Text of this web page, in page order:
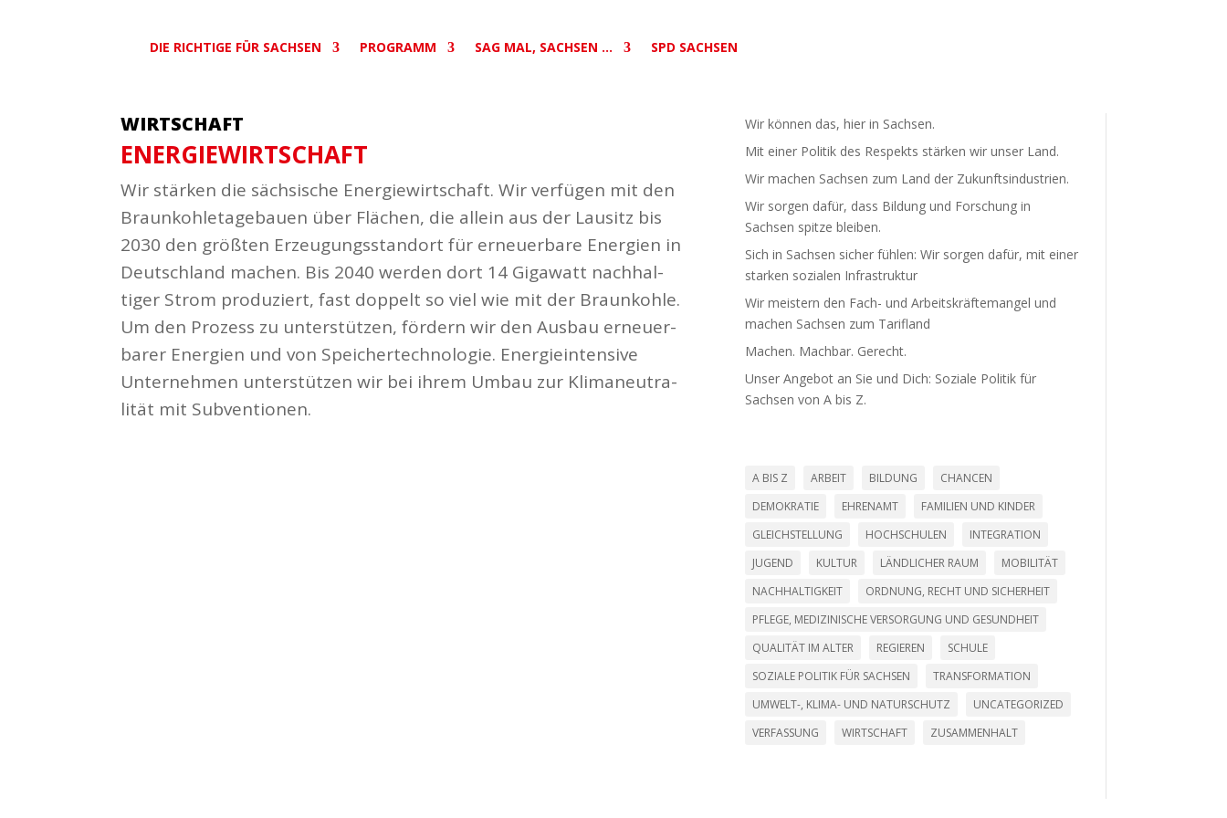
DIE RICHTIGE FÜR SACHSEN PROGRAMM SAG MAL, SACHSEN … SPD SACHSEN
WIRTSCHAFT
ENER­GIE­WIRT­SCHAFT
Wir stärken die säch­sische Ener­gie­wirt­schaft. Wir verfügen mit den
Braun­koh­le­ta­ge­bauen über Flächen, die allein aus der Lausitz bis
2030 den größten Erzeu­gungs­standort für erneu­erbare Energien in
Deutschland machen. Bis 2040 werden dort 14 Gigawatt nach­hal­
tiger Strom produ­ziert, fast doppelt so viel wie mit der Braun­kohle.
Um den Prozess zu unter­stützen, fördern wir den Ausbau erneu­er­
barer Energien und von Spei­cher­tech­no­logie. Ener­gie­in­tensive
Unter­nehmen unter­stützen wir bei ihrem Umbau zur Klima­neu­tra­
lität mit Subven­tionen.
Wir können das, hier in Sachsen.
Mit einer Politik des Respekts stärken wir unser Land.
Wir machen Sachsen zum Land der Zukunfts­in­dus­trien.
Wir sorgen dafür, dass Bildung und Forschung in
Sachsen spitze bleiben.
Sich in Sachsen sicher fühlen: Wir sorgen dafür, mit einer
starken sozialen Infra­struktur
Wir meistern den Fach- und Arbeits­kräf­te­mangel und
machen Sachsen zum Tarifland
Machen. Machbar. Gerecht.
Unser Angebot an Sie und Dich: Soziale Politik für
Sachsen von A bis Z.
A BIS Z ARBEIT BILDUNG
CHANCEN
DEMOKRATIE
EHRENAMT
FAMILIEN UND KINDER
GLEICHSTELLUNG
HOCHSCHULEN
INTEGRATION
JUGEND
KULTUR LÄNDLICHER RAUM
MOBILITÄT
NACHHALTIGKEIT
ORDNUNG, RECHT UND SICHERHEIT
PFLEGE, MEDIZINISCHE VERSORGUNG UND GESUNDHEIT
QUALITÄT IM ALTER
REGIEREN
SCHULE
SOZIALE POLITIK FÜR SACHSEN
TRANSFORMATION
UMWELT-, KLIMA- UND NATURSCHUTZ
UNCATEGORIZED
VERFASSUNG
WIRTSCHAFT ZUSAMMENHALT